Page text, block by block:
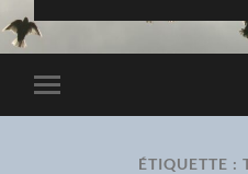
Toggle
mobile
ÉTIQUETTE :